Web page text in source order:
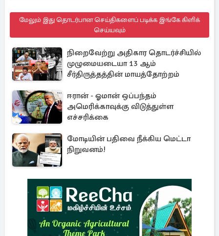
மேலும் இது தொடர்பான செய்திகளைப் படிக்க இங்கே கிளிக்
செய்யவும்
நிறைவேற்று அதிகார தொடர்ச்சியில்
முழுமையடையா 13 ஆம்
சீர்திருத்தத்தின் மாயத்தோற்றம்
ஈரான் - ஓமான் ஒப்பந்தம்
அமெரிக்காவுக்கு விடுத்துள்ள
எச்சரிக்கை
மோடியின் பதிவை நீக்கிய மெட்டா
நிறுவனம்!